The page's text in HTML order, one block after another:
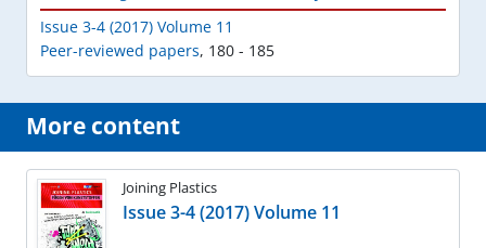
Issue 3-4 (2017) Volume 11
Peer-reviewed papers, 180 - 185
More content
Joining Plastics
Issue 3-4 (2017) Volume 11